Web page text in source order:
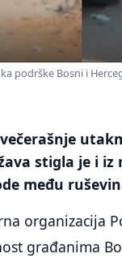
podrške Bosni i
stigla je i
među
organizacija
građanima